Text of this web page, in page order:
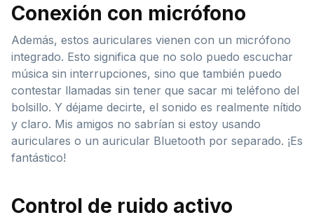
Conexión con micrófono
Además, estos auriculares vienen con un micrófono
integrado. Esto significa que no solo puedo escuchar
música sin interrupciones, sino que también puedo
contestar llamadas sin tener que sacar mi teléfono del
bolsillo. Y déjame decirte, el sonido es realmente nítido
y claro. Mis amigos no sabrían si estoy usando
auriculares o un auricular Bluetooth por separado. ¡Es
fantástico!
Control de ruido activo